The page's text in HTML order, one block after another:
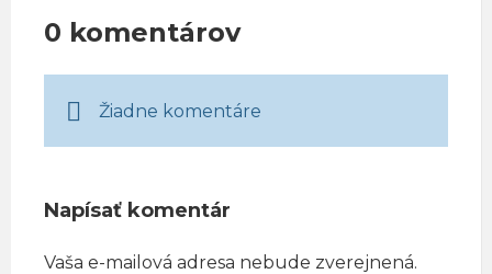
0 komentárov
Žiadne komentáre
Napísať komentár
Vaša e-mailová adresa nebude zverejnená.